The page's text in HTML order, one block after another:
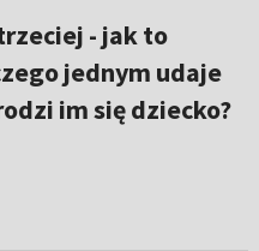
- jak to
jednym udaje
im się dziecko?